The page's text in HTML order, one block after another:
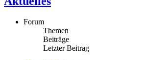
Forum
Themen
Beiträge
Letzter Beitrag